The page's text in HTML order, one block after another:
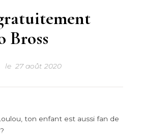
Bross
le 27 août 2020
ton enfant est aussi fan de
?